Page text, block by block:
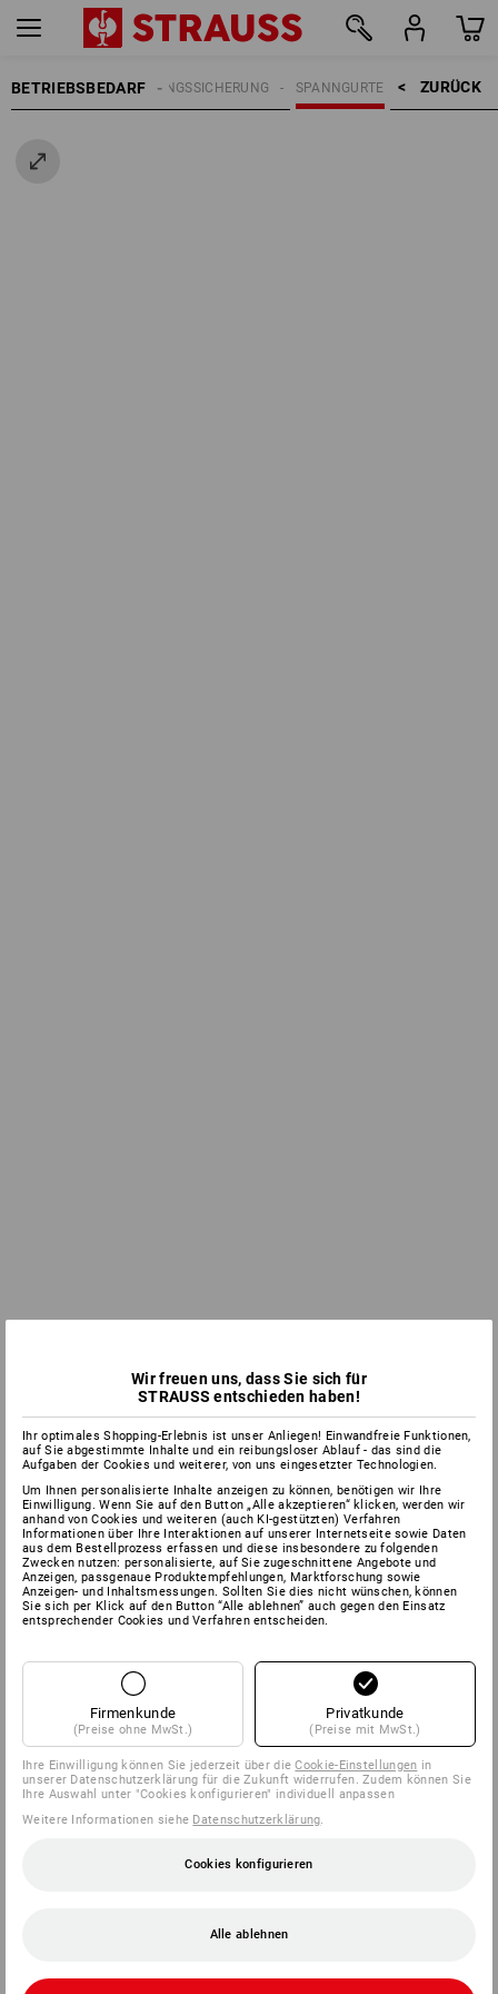
BETRIEBSBEDARF ZURÜCK    >
SPANNGURTE
LADUNGSSICHERUNG
Wir freuen uns, dass Sie sich für
STRAUSS entschieden haben!
Ihr optimales Shopping-Erlebnis ist unser Anliegen! Einwandfreie Funktionen,
auf Sie abgestimmte Inhalte und ein reibungsloser Ablauf - das sind die
Aufgaben der Cookies und weiterer, von uns eingesetzter Technologien.
Um Ihnen personalisierte Inhalte anzeigen zu können, benötigen wir Ihre
Einwilligung. Wenn Sie auf den Button „Alle akzeptieren“ klicken, werden wir
anhand von Cookies und weiteren (auch KI-gestützten) Verfahren
Informationen über Ihre Interaktionen auf unserer Internetseite sowie Daten
aus dem Bestellprozess erfassen und diese insbesondere zu folgenden
Zwecken nutzen: personalisierte, auf Sie zugeschnittene Angebote und
Anzeigen, passgenaue Produktempfehlungen, Marktforschung sowie
Anzeigen- und Inhaltsmessungen. Sollten Sie dies nicht wünschen, können
Sie sich per Klick auf den Button “Alle ablehnen” auch gegen den Einsatz
entsprechender Cookies und Verfahren entscheiden.
Firmenkunde
(Preise ohne MwSt.)
Privatkunde
(Preise mit MwSt.)
Ihre Einwilligung können Sie jederzeit über dieCookie-Einstellungen in
unserer Datenschutzerklärung für die Zukunft widerrufen. Zudem können Sie
Ihre Auswahl unter "Cookies konfigurieren" individuell anpassen
Weitere Informationen siehe Datenschutzerklärung.
Cookies konfigurieren
Alle ablehnen